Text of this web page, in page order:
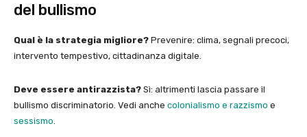
del bullismo
Qual è la strategia migliore? Prevenire: clima, segnali precoci,
intervento tempestivo, cittadinanza digitale.
Deve essere antirazzista? Sì: altrimenti lascia passare il
bullismo discriminatorio. Vedi anche colonialismo e razzismo e
sessismo.